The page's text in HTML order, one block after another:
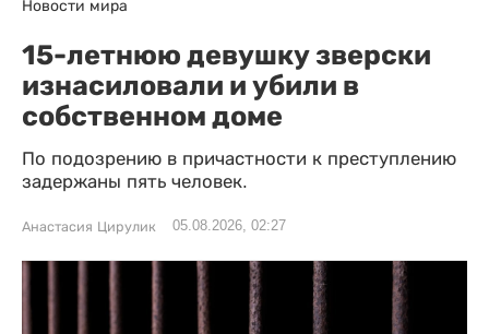
Новости мира
15-летнюю девушку зверски
изнасиловали и убили в
собственном доме
По подозрению в причастности к преступлению
задержаны пять человек.
Анастасия Цирулик 05.08.2026, 02:27